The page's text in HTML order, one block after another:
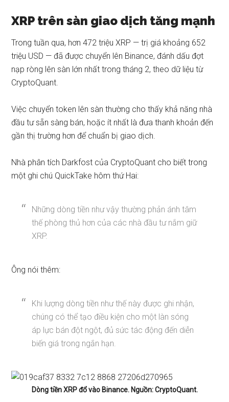
XRP trên sàn giao dịch tăng mạnh
Trong tuần qua, hơn 472 triệu XRP — trị giá khoảng 652
triệu USD — đã được chuyển lên Binance, đánh dấu đợt
nạp ròng lên sàn lớn nhất trong tháng 2, theo dữ liệu từ
CryptoQuant.
Việc chuyển token lên sàn thường cho thấy khả năng nhà
đầu tư sẵn sàng bán, hoặc ít nhất là đưa thanh khoản đến
gần thị trường hơn để chuẩn bị giao dịch.
Nhà phân tích Darkfost của CryptoQuant cho biết trong
một ghi chú QuickTake hôm thứ Hai:
Những dòng tiền như vậy thường phản ánh tâm
thế phòng thủ hơn của các nhà đầu tư nắm giữ
XRP.
Ông nói thêm:
Khi lượng dòng tiền như thế này được ghi nhận,
chúng có thể tạo điều kiện cho một làn sóng
áp lực bán đột ngột, đủ sức tác động đến diễn
biến giá trong ngắn hạn.
Dòng tiền XRP đổ vào Binance. Nguồn:CryptoQuant.